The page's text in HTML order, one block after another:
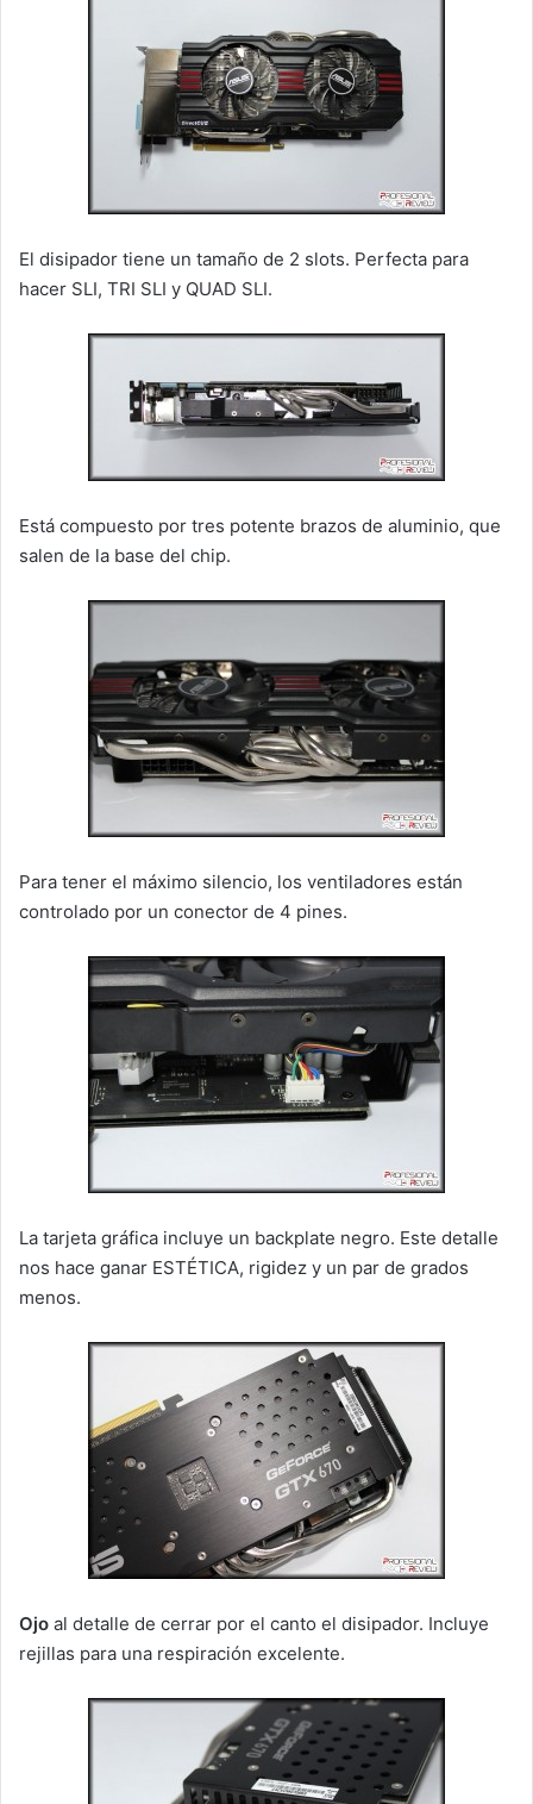
El disipador tiene un tamaño de 2 slots. Perfecta para
hacer SLI, TRI SLI y QUAD SLI.
Está compuesto por tres potente brazos de aluminio, que
salen de la base del chip.
Para tener el máximo silencio, los ventiladores están
controlado por un conector de 4 pines.
La tarjeta gráfica incluye un backplate negro. Este detalle
nos hace ganar ESTÉTICA, rigidez y un par de grados
menos.
Ojo al detalle de cerrar por el canto el disipador. Incluye
rejillas para una respiración excelente.